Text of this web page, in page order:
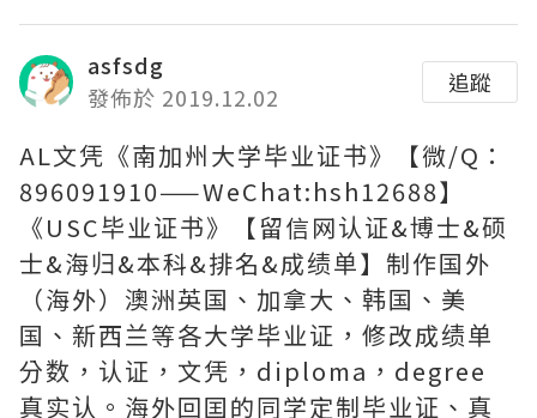
asfsdg
發佈於 2019.12.02
追蹤
AL文凭《南加州大学毕业证书》【微/Q：
896091910——WeChat:hsh12688】
《USC毕业证书》【留信网认证&博士&硕
士&海归&本科&排名&成绩单】制作国外
（海外）澳洲英国、加拿大、韩国、美
国、新西兰等各大学毕业证，修改成绩单
分数，认证，文凭，diploma，degree
真实认。海外回囯的同学定制毕业证、真